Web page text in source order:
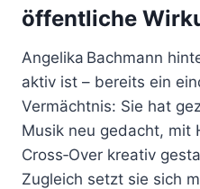
öffentliche
Angelika Bachmann
aktiv ist – bereits ein
Vermächtnis: Sie hat
Musik neu gedacht, mit
Cross‑Over kreativ
Zugleich setzt sie sich